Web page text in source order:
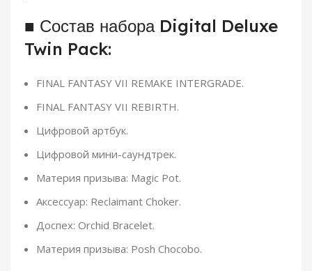
■ Состав набора Digital Deluxe
Twin Pack:
FINAL FANTASY VII REMAKE INTERGRADE.
FINAL FANTASY VII REBIRTH.
Цифровой артбук.
Цифровой мини-саундтрек.
Материя призыва: Magic Pot.
Аксессуар: Reclaimant Choker.
Доспех: Orchid Bracelet.
Материя призыва: Posh Chocobo.